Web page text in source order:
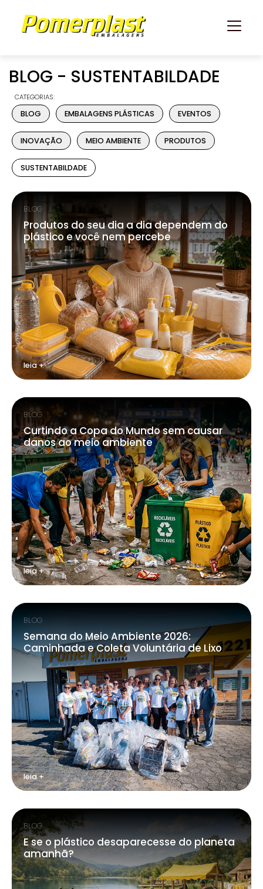
BLOG - SUSTENTABILDADE
CATEGORIAS:
BLOG EMBALAGENS PLÁSTICAS EVENTOS
INOVAÇÃO MEIO AMBIENTE PRODUTOS
SUSTENTABILDADE
BLOG
Produtos do seu dia a dia dependem do
plástico e você nem percebe
leia +
BLOG
Curtindo a Copa do Mundo sem causar
danos ao meio ambiente
leia +
BLOG
Semana do Meio Ambiente 2026:
Caminhada e Coleta Voluntária de Lixo
leia +
BLOG
E se o plástico desaparecesse do planeta
amanhã?